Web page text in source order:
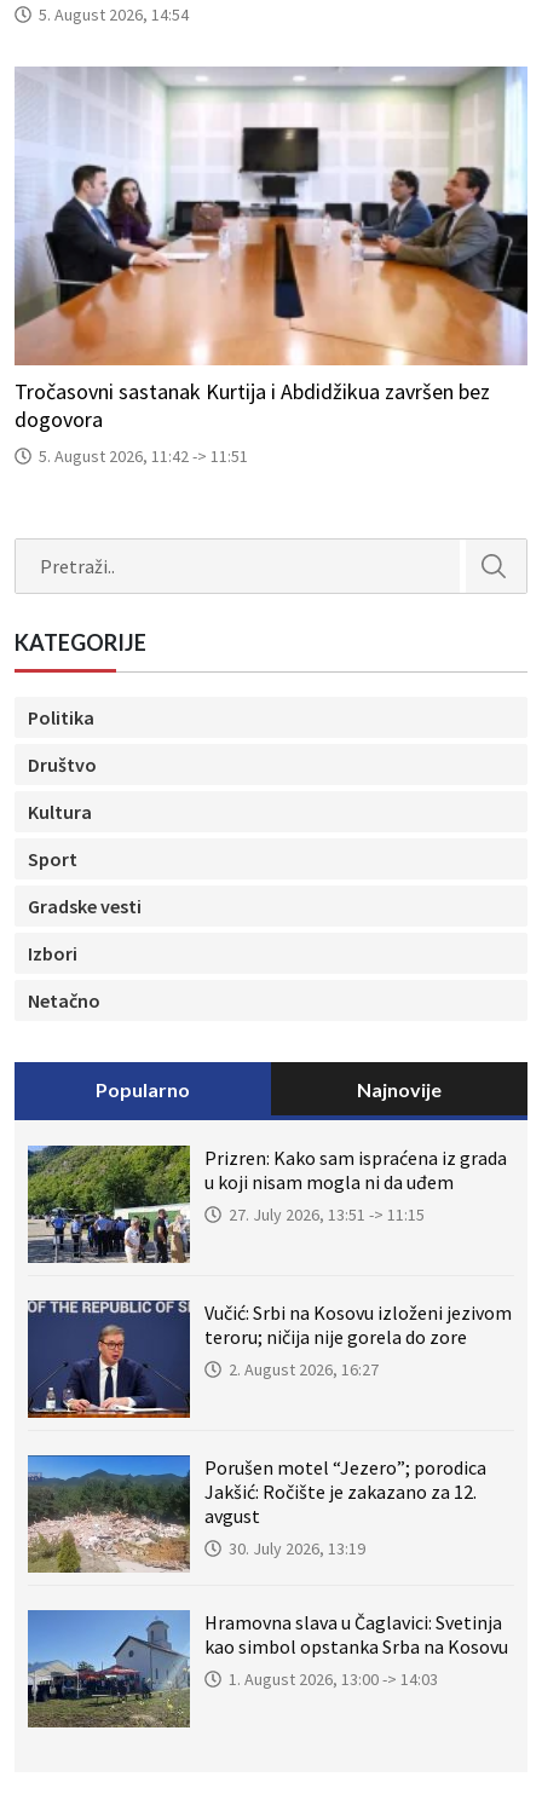
5. August 2026, 14:54
Tročasovni sastanak Kurtija i Abdidžikua završen bez
dogovora
5. August 2026, 11:42 -> 11:51
KATEGORIJE
Politika
Društvo
Kultura
Sport
Gradske vesti
Izbori
Netačno
Popularno Najnovije
Prizren: Kako sam ispraćena iz grada
u koji nisam mogla ni da uđem
27. July 2026, 13:51 -> 11:15
Vučić: Srbi na Kosovu izloženi jezivom
teroru; ničija nije gorela do zore
2. August 2026, 16:27
Porušen motel “Jezero”; porodica
Jakšić: Ročište je zakazano za 12.
avgust
30. July 2026, 13:19
Hramovna slava u Čaglavici: Svetinja
kao simbol opstanka Srba na Kosovu
1. August 2026, 13:00 -> 14:03